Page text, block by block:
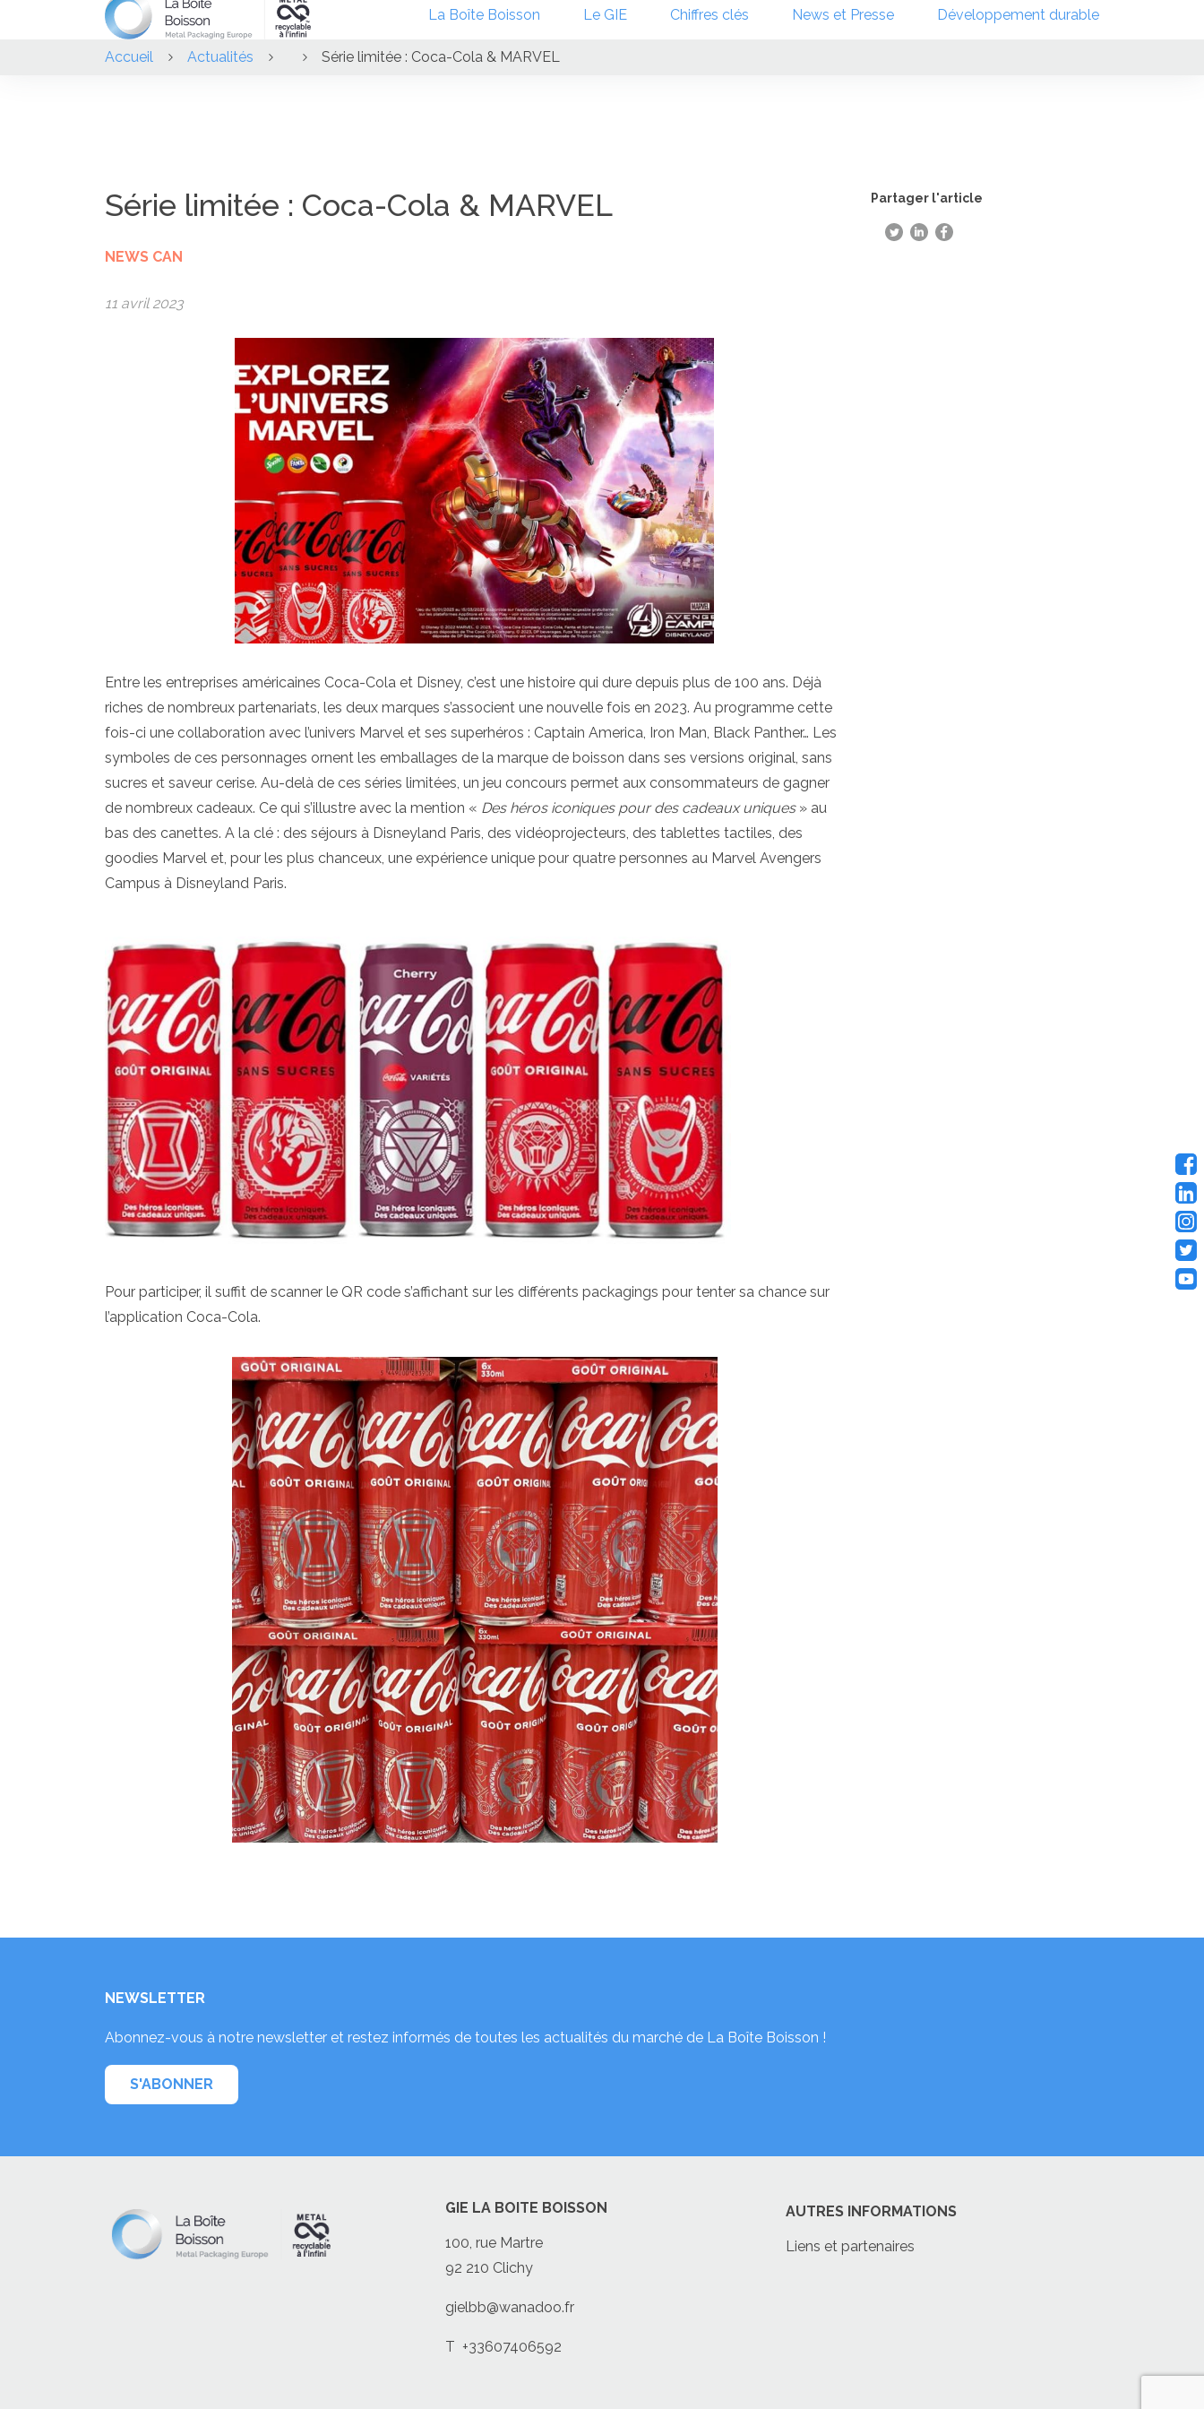
La Boîte Boisson Le GIE Chiffres clés News et Presse Développement durable
Accueil Actualités Série limitée : Coca-Cola & MARVEL
Série limitée : Coca-Cola & MARVEL
NEWS CAN
11 avril 2023
Entre les entreprises américaines Coca-Cola et Disney, c’est une histoire qui dure depuis plus de 100 ans. Déjà
riches de nombreux partenariats, les deux marques s’associent une nouvelle fois en 2023. Au programme cette
fois-ci une collaboration avec l’univers Marvel et ses superhéros : Captain America, Iron Man, Black Panther… Les
symboles de ces personnages ornent les emballages de la marque de boisson dans ses versions original, sans
sucres et saveur cerise. Au-delà de ces séries limitées, un jeu concours permet aux consommateurs de gagner
de nombreux cadeaux. Ce qui s’illustre avec la mention « Des héros iconiques pour des cadeaux uniques» au
bas des canettes. A la clé : des séjours à Disneyland Paris, des vidéoprojecteurs, des tablettes tactiles, des
goodies Marvel et, pour les plus chanceux, une expérience unique pour quatre personnes au Marvel Avengers
Campus à Disneyland Paris.
Pour participer, il suffit de scanner le QR code s’affichant sur les différents packagings pour tenter sa chance sur
l’application Coca-Cola.
Partager l'article
NEWSLETTER
Abonnez-vous à notre newsletter et restez informés de toutes les actualités du marché de La Boîte Boisson !
S'ABONNER
GIE LA BOITE BOISSON
100, rue Martre
92 210 Clichy
gielbb@wanadoo.fr
T +33607406592
AUTRES INFORMATIONS
Liens et partenaires